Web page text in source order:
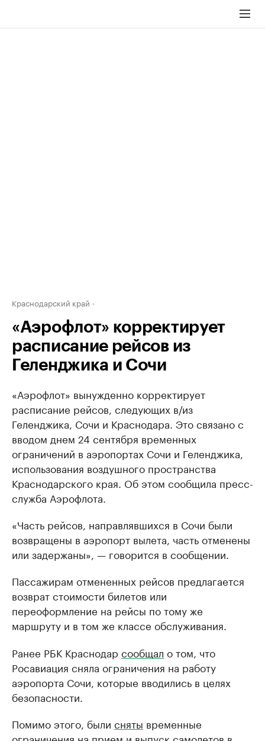
Краснодарский край
«Аэрофлот» корректирует
расписание рейсов из
Геленджика и Сочи
«Аэрофлот» вынужденно корректирует
расписание рейсов, следующих в/из
Геленджика, Сочи и Краснодара. Это связано с
вводом днем 24 сентября временных
ограничений в аэропортах Сочи и Геленджика,
использования воздушного пространства
Краснодарского края. Об этом сообщила пресс-
служба Аэрофлота.
«Часть рейсов, направлявшихся в Сочи были
возвращены в аэропорт вылета, часть отменены
или задержаны», — говорится в сообщении.
Пассажирам отмененных рейсов предлагается
возврат стоимости билетов или
переоформление на рейсы по тому же
маршруту и в том же классе обслуживания.
Ранее РБК Краснодар сообщал о том, что
Росавиация сняла ограничения на работу
аэропорта Сочи, которые вводились в целях
безопасности.
Помимо этого, были сняты временные